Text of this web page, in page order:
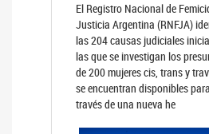
El Registro Nacional de
Justicia Argentina (RNFJA)
las 204 causas judiciales
las que se investigan los
de 200 mujeres cis, trans y
se encuentran disponibles
través de una nueva he